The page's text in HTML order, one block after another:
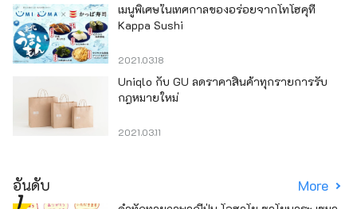
เมนูพิเศษในเทศกาลของอร่อยจากโทโฮคุที่
Kappa Sushi
2021.03.18
Uniqlo กับ GU ลดราคาสินค้าทุกรายการรับ
กฎหมายใหม่
2021.03.11
อันดับ More